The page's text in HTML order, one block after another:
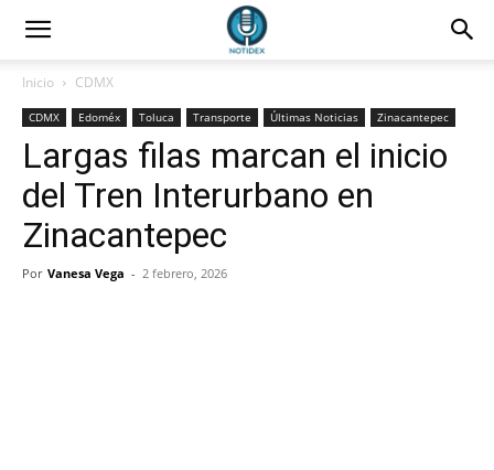
Inicio CDMX
CDMX Edoméx Toluca Transporte Últimas Noticias Zinacantepec
Largas filas marcan el inicio
del Tren Interurbano en
Zinacantepec
Por Vanesa Vega - 2 febrero, 2026